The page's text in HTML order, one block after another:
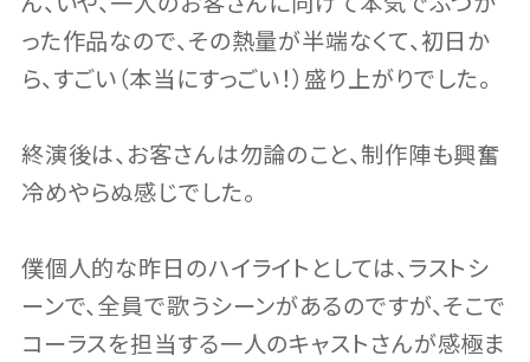
った作品なので、その熱量が半端なくて、初日か
ら、すごい（本当にすっごい！）盛り上がりでした。
終演後は、お客さんは勿論のこと、制作陣も興奮
冷めやらぬ感じでした。
僕個人的な昨日のハイライトとしては、ラストシ
ーンで、全員で歌うシーンがあるのですが、そこで
コーラスを担当する一人のキャストさんが感極ま